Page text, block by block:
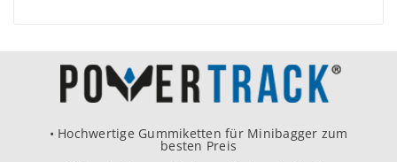
• Hochwertige Gummiketten für Minibagger zum
besten Preis